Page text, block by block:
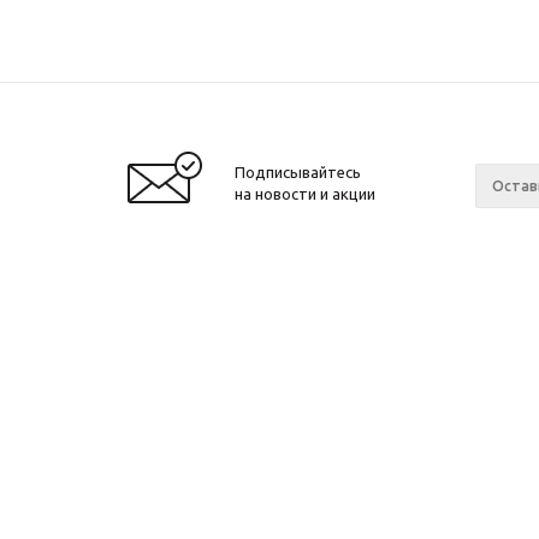
Подписывайтесь
на новости и акции